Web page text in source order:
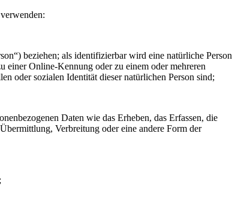
beziehen; als identifizierbar wird eine natürliche Person
einer Online-Kennung oder zu einem oder mehreren
oder sozialen Identität dieser natürlichen Person sind;
Daten wie das Erheben, das Erfassen, die
Verbreitung oder eine andere Form der